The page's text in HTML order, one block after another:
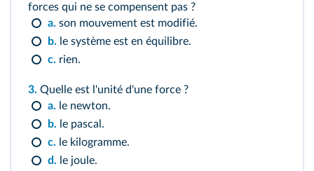
forces qui ne se compensent pas ?
a. son mouvement est modifié.
b. le système est en équilibre.
c. rien.
3. Quelle est l'unité d'une force ?
a. le newton.
b. le pascal.
c. le kilogramme.
d. le joule.